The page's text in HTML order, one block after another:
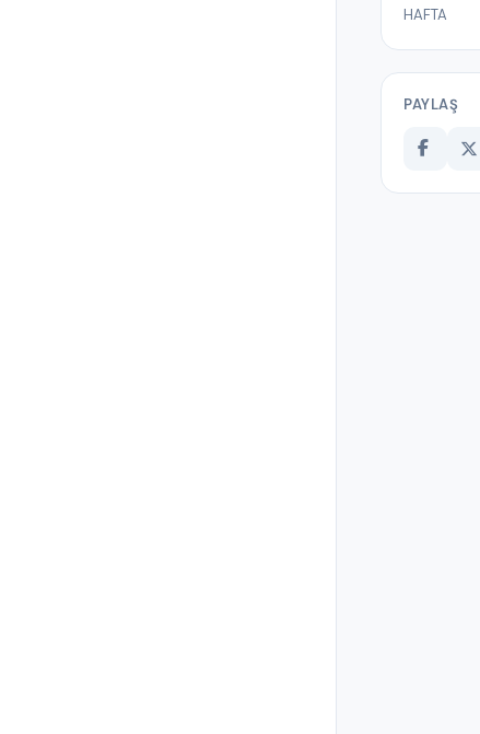
HAFTA
PAYLAŞ